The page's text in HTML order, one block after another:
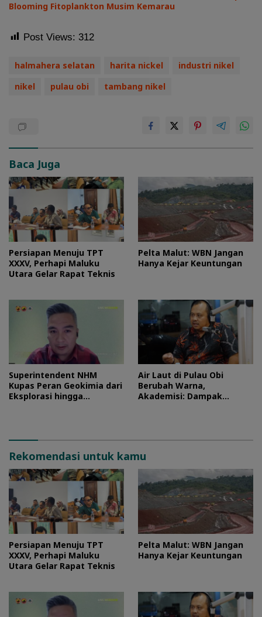
Blooming Fitoplankton Musim Kemarau
Post Views: 312
halmahera selatan harita nickel
industri nikel
nikel
pulau obi tambang nikel
Baca Juga
Persiapan Menuju TPT
XXXV, Perhapi Maluku
Utara Gelar Rapat Teknis
Pelta Malut: WBN Jangan
Hanya Kejar Keuntungan
Superintendent NHM
Kupas Peran Geokimia dari
Eksplorasi hingga
Air Laut di Pulau Obi
Berubah Warna,
Akademisi: Dampak
Rekomendasi untuk kamu
Persiapan Menuju TPT
XXXV, Perhapi Maluku
Utara Gelar Rapat Teknis
Pelta Malut: WBN Jangan
Hanya Kejar Keuntungan